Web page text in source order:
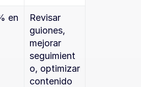
en
Revisar
guiones,
mejorar
seguimient
o, optimizar
contenido